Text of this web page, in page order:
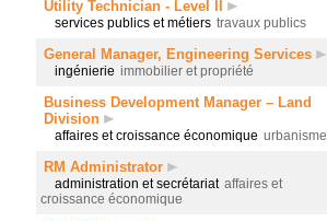
Utility Technician - Level II
services publics et métiers travaux publics
General Manager, Engineering Services
ingénierie immobilier et propriété
Business Development Manager – Land
Division
affaires et croissance économique urbanisme
RM Administrator
administration et secrétariat affaires et
croissance économique